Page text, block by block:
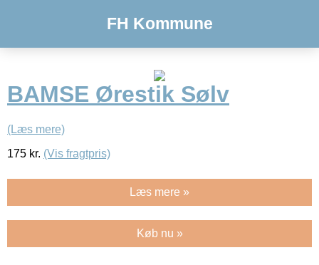
FH Kommune
BAMSE Ørestik Sølv
(Læs mere)
175 kr. (Vis fragtpris)
Læs mere »
Køb nu »